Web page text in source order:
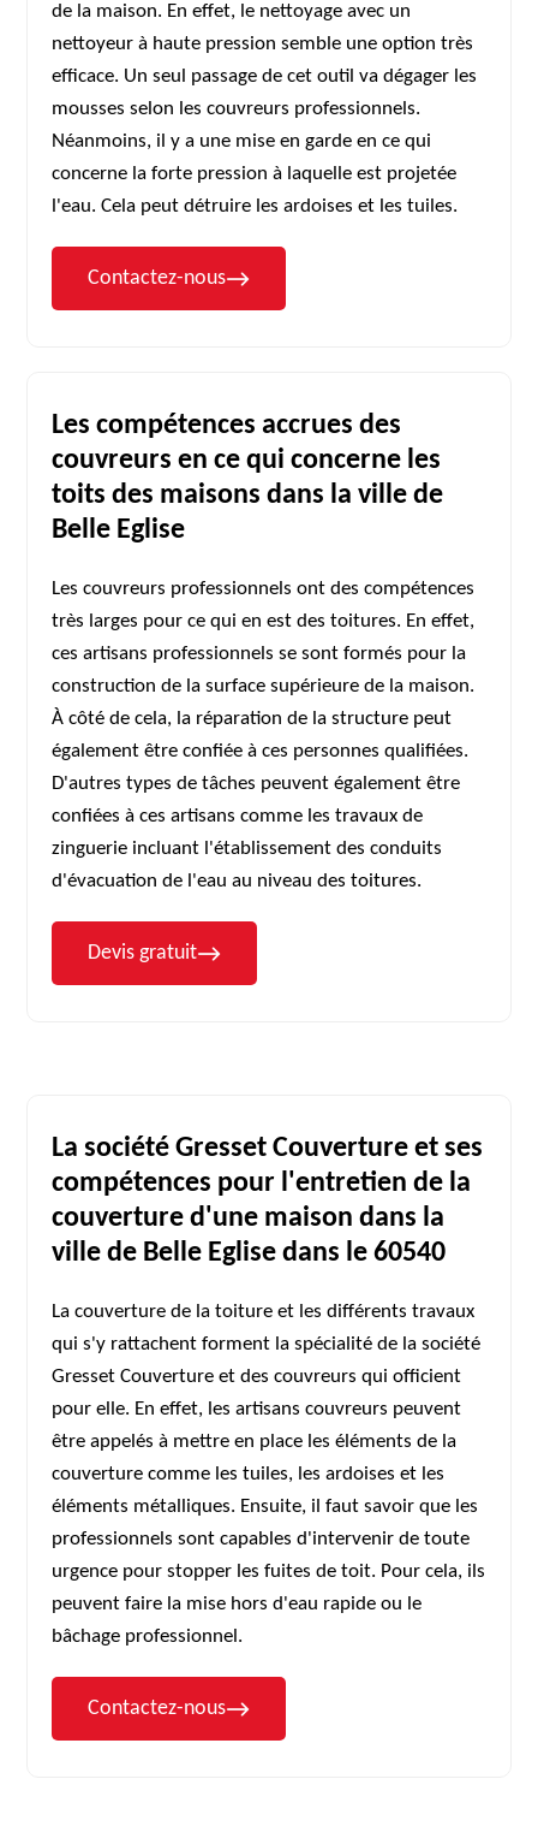
de la maison. En effet, le nettoyage avec un
nettoyeur à haute pression semble une option très
efficace. Un seul passage de cet outil va dégager les
mousses selon les couvreurs professionnels.
Néanmoins, il y a une mise en garde en ce qui
concerne la forte pression à laquelle est projetée
l'eau. Cela peut détruire les ardoises et les tuiles.
Contactez-nous
Les compétences accrues des
couvreurs en ce qui concerne les
toits des maisons dans la ville de
Belle Eglise
Les couvreurs professionnels ont des compétences
très larges pour ce qui en est des toitures. En effet,
ces artisans professionnels se sont formés pour la
construction de la surface supérieure de la maison.
À côté de cela, la réparation de la structure peut
également être confiée à ces personnes qualifiées.
D'autres types de tâches peuvent également être
confiées à ces artisans comme les travaux de
zinguerie incluant l'établissement des conduits
d'évacuation de l'eau au niveau des toitures.
Devis gratuit
La société Gresset Couverture et ses
compétences pour l'entretien de la
couverture d'une maison dans la
ville de Belle Eglise dans le 60540
La couverture de la toiture et les différents travaux
qui s'y rattachent forment la spécialité de la société
Gresset Couverture et des couvreurs qui officient
pour elle. En effet, les artisans couvreurs peuvent
être appelés à mettre en place les éléments de la
couverture comme les tuiles, les ardoises et les
éléments métalliques. Ensuite, il faut savoir que les
professionnels sont capables d'intervenir de toute
urgence pour stopper les fuites de toit. Pour cela, ils
peuvent faire la mise hors d'eau rapide ou le
bâchage professionnel.
Contactez-nous